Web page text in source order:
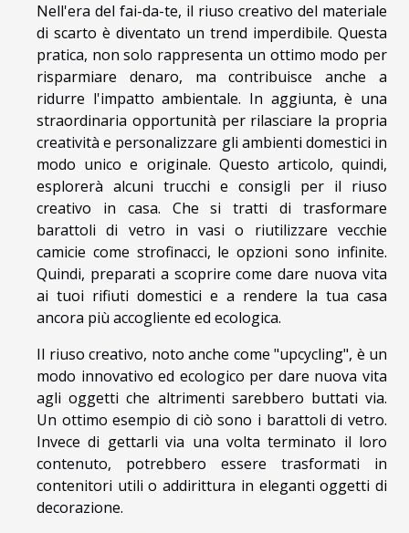
Nell'era del fai-da-te, il riuso creativo del materiale
di scarto è diventato un trend imperdibile. Questa
pratica, non solo rappresenta un ottimo modo per
risparmiare denaro, ma contribuisce anche a
ridurre l'impatto ambientale. In aggiunta, è una
straordinaria opportunità per rilasciare la propria
creatività e personalizzare gli ambienti domestici in
modo unico e originale. Questo articolo, quindi,
esplorerà alcuni trucchi e consigli per il riuso
creativo in casa. Che si tratti di trasformare
barattoli di vetro in vasi o riutilizzare vecchie
camicie come strofinacci, le opzioni sono infinite.
Quindi, preparati a scoprire come dare nuova vita
ai tuoi rifiuti domestici e a rendere la tua casa
ancora più accogliente ed ecologica.
Il riuso creativo, noto anche come "upcycling", è un
modo innovativo ed ecologico per dare nuova vita
agli oggetti che altrimenti sarebbero buttati via.
Un ottimo esempio di ciò sono i barattoli di vetro.
Invece di gettarli via una volta terminato il loro
contenuto, potrebbero essere trasformati in
contenitori utili o addirittura in eleganti oggetti di
decorazione.